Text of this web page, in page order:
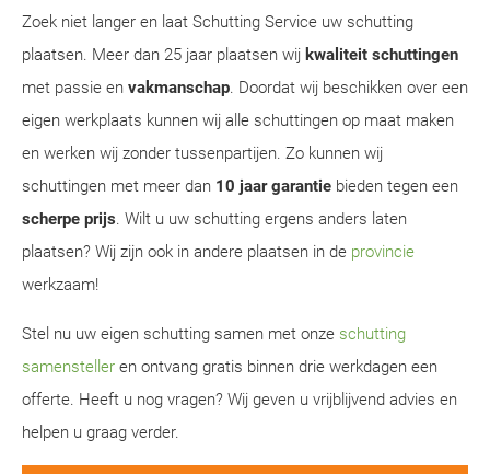
Zoek niet langer en laat Schutting Service uw schutting
plaatsen. Meer dan 25 jaar plaatsen wij kwaliteit schuttingen
met passie en vakmanschap. Doordat wij beschikken over een
eigen werkplaats kunnen wij alle schuttingen op maat maken
en werken wij zonder tussenpartijen. Zo kunnen wij
schuttingen met meer dan 10 jaar garantie bieden tegen een
scherpe prijs. Wilt u uw schutting ergens anders laten
plaatsen? Wij zijn ook in andere plaatsen in de provincie
werkzaam!
Stel nu uw eigen schutting samen met onze schutting
samensteller en ontvang gratis binnen drie werkdagen een
offerte. Heeft u nog vragen? Wij geven u vrijblijvend advies en
helpen u graag verder.